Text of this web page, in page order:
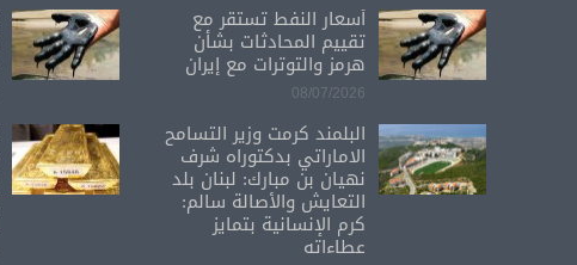
أسعار النفط تستقر مع
تقييم المحادثات بشأن
هرمز والتوترات مع إيران
08/07/2026
البلمند كرمت وزير التسامح
الاماراتي بدكتوراه شرف
نهيان بن مبارك: لبنان بلد
التعايش والأصالة سالم:
كرم الإنسانية بتمايز
عطاءاته